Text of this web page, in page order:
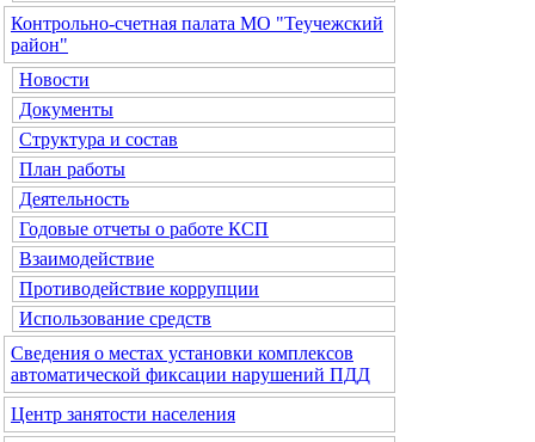
Контрольно-счетная палата МО "Теучежский
район"
Новости
Документы
Структура и состав
План работы
Деятельность
Годовые отчеты о работе КСП
Взаимодействие
Противодействие коррупции
Использование средств
Сведения о местах установки комплексов
автоматической фиксации нарушений ПДД
Центр занятости населения